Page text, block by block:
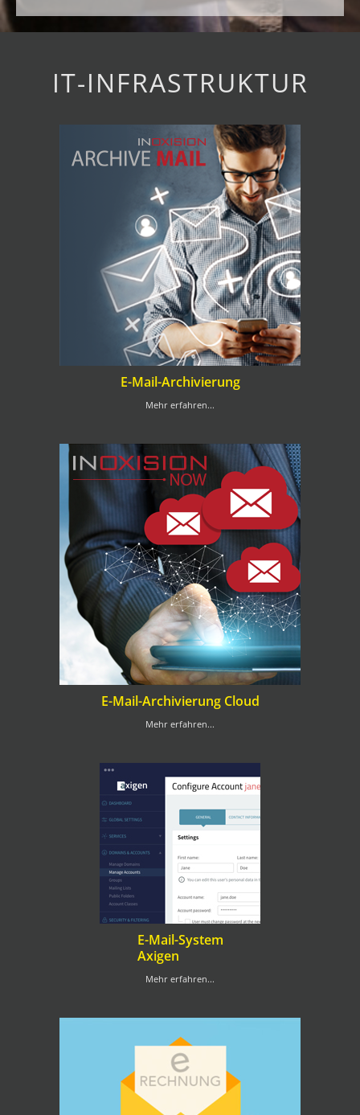
IT-INFRASTRUKTUR
E-Mail-Archivierung
Mehr erfahren...
E-Mail-Archivierung Cloud
Mehr erfahren...
E-Mail-System
Axigen
Mehr erfahren...